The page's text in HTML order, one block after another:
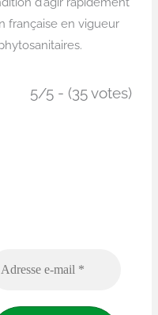
française en vigueur
5/5 - (35 votes)